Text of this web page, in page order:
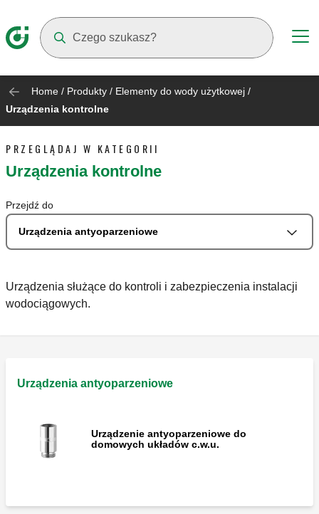
Home / Produkty / Elementy do wody użytkowej /
Urządzenia kontrolne
PRZEGLĄDAJ W KATEGORII
Urządzenia kontrolne
Przejdź do
Urządzenia antyoparzeniowe
Urządzenia służące do kontroli i zabezpieczenia instalacji
wodociągowych.
Urządzenia antyoparzeniowe
Urządzenie antyoparzeniowe do
domowych układów c.w.u.